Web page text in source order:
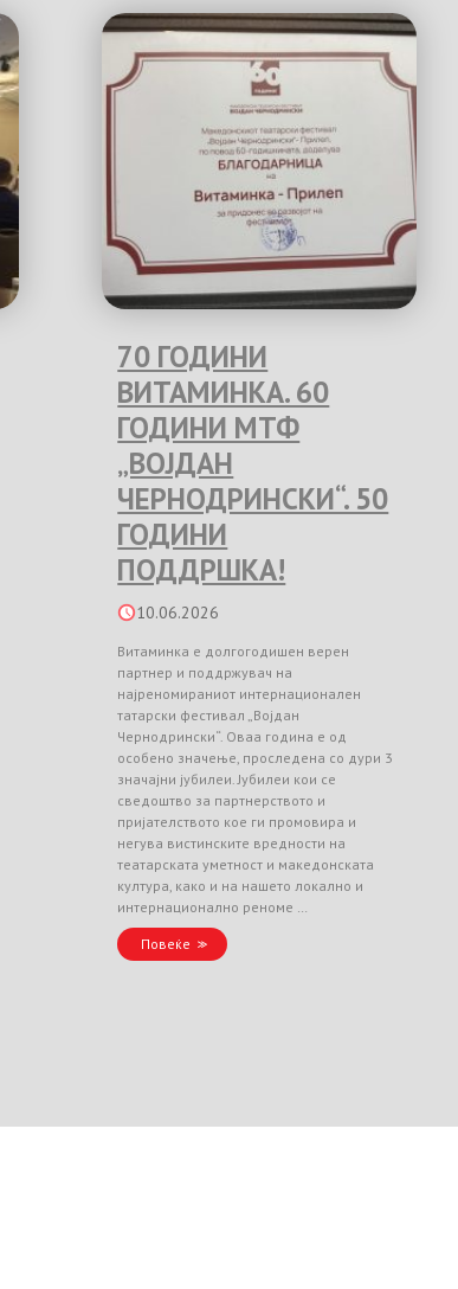
70 ГОДИНИ
ВИТАМИНКА. 60
ГОДИНИ МТФ
„ВОЈДАН
ЧЕРНОДРИНСКИ“. 50
ГОДИНИ
ПОДДРШКА!
10.06.2026
Витаминка е долгогодишен верен
партнер и поддржувач на
најреномираниот интернационален
татарски фестивал „Војдан
Чернодрински“. Оваа година е од
особено значење, проследена со дури 3
значајни јубилеи. Јубилеи кои се
сведоштво за партнерството и
пријателството кое ги промовира и
негува вистинските вредности на
театарската уметност и македонската
култура, како и на нашето локално и
интернационално реноме …
Повеќе